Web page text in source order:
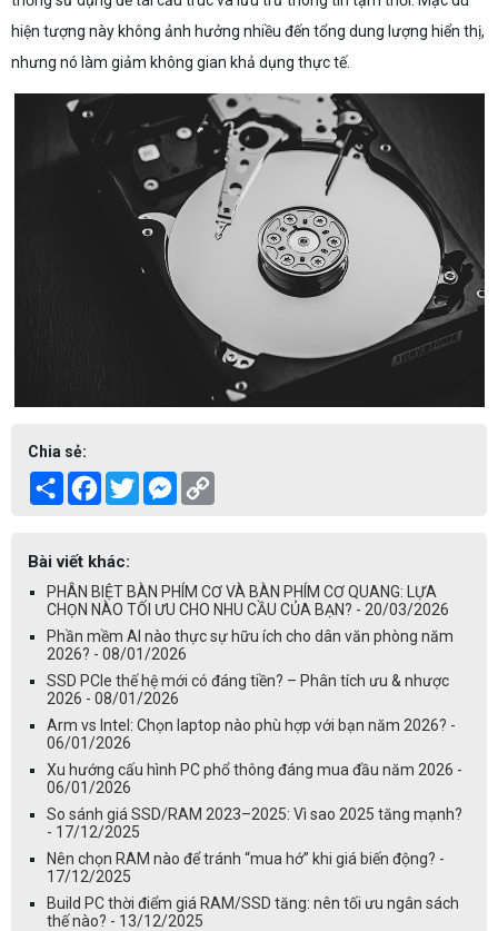
hiện tượng này không ảnh hưởng nhiều đến tổng dung lượng hiển thị,
nhưng nó làm giảm không gian khả dụng thực tế.
Chia sẻ:
Share Facebook
TwitterMessenger
Bài viết khác:
PHÂN BIỆT BÀN PHÍM CƠ VÀ BÀN PHÍM CƠ QUANG: LỰA
CHỌN NÀO TỐI ƯU CHO NHU CẦU CỦA BẠN? - 20/03/2026
Phần mềm AI nào thực sự hữu ích cho dân văn phòng năm
2026? - 08/01/2026
SSD PCIe thế hệ mới có đáng tiền? – Phân tích ưu & nhược
2026 - 08/01/2026
Arm vs Intel: Chọn laptop nào phù hợp với bạn năm 2026? -
06/01/2026
Xu hướng cấu hình PC phổ thông đáng mua đầu năm 2026 -
06/01/2026
So sánh giá SSD/RAM 2023–2025: Vì sao 2025 tăng mạnh?
- 17/12/2025
Nên chọn RAM nào để tránh “mua hớ” khi giá biến động? -
17/12/2025
Build PC thời điểm giá RAM/SSD tăng: nên tối ưu ngân sách
thế nào? - 13/12/2025